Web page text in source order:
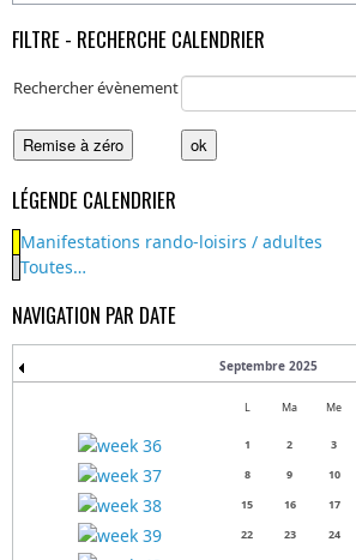
FILTRE - RECHERCHE CALENDRIER
Rechercher évènement
LÉGENDE CALENDRIER
Manifestations rando-loisirs / adultes
Toutes…
NAVIGATION PAR DATE
Septembre 2025
L Ma Me
1 2 3
8
9 10
15
16 17
22
23 24